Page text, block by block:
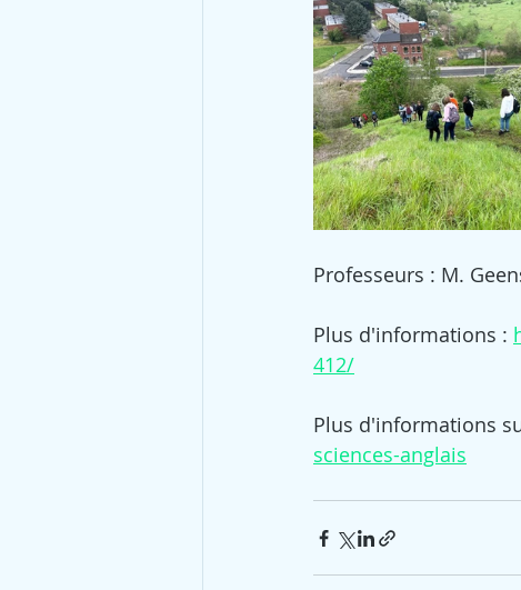
Professeurs : M.
Plus d'informations :
412/
Plus d'informations
sciences-anglais